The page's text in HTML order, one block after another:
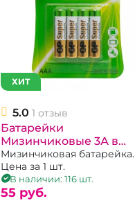
ХИТ
5.0 1 отзыв
Батарейки
Мизинчиковые 3А в
ассортименте 678
Мизинчиковая батарейка.
Цена за 1 шт.
В наличии: 116 шт.
55 pуб.